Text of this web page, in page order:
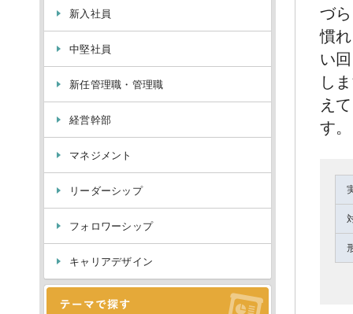
新入社員
中堅社員
新任管理職・管理職
経営幹部
マネジメント
リーダーシップ
フォロワーシップ
キャリアデザイン
づ
慣
い
し
え
す